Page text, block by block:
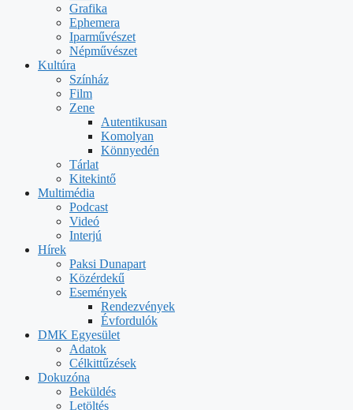
Grafika
Ephemera
Iparművészet
Népművészet
Kultúra
Színház
Film
Zene
Autentikusan
Komolyan
Könnyedén
Tárlat
Kitekintő
Multimédia
Podcast
Videó
Interjú
Hírek
Paksi Dunapart
Közérdekű
Események
Rendezvények
Évfordulók
DMK Egyesület
Adatok
Célkittűzések
Dokuzóna
Beküldés
Letöltés